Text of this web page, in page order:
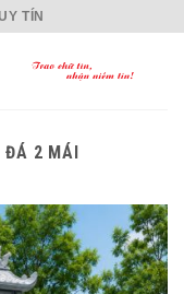
TÍN
ĐÁ 2 MÁI